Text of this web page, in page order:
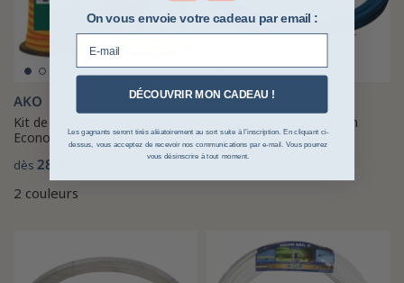
AKO
Kit de deux rubans de clôture
EconomyLine AKO
dès 28,12 €
2 couleurs
LACMÉ
Fil Securgal 25 Blue Vision
dès158,43 €
On vous envoie votre cadeau par email :
DÉCOUVRIR MON CADEAU !
Les gagnants seront tirés aléatoirement au sort suite à l’inscription. En cliquant ci-
dessus, vous acceptez de recevoir nos communications par e-mail. Vous pourrez
vous désinscrire à tout moment.